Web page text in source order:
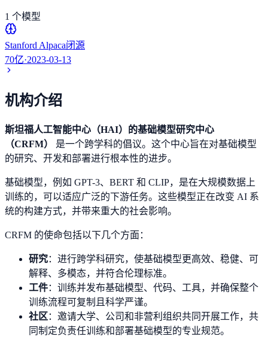
1 个模型
Stanford Alpaca闭源
70亿·2023-03-13
机构介绍
斯坦福人工智能中心（HAI）的基础模型研究中心
（CRFM）
是一个跨学科的倡议。这个中心旨在对基础模型
的研究、开发和部署进行根本性的进步。
基础模型，例如 GPT-3、BERT 和 CLIP，是在大规模数据上
训练的，可以适应广泛的下游任务。这些模型正在改变 AI 系
统的构建方式，并带来重大的社会影响。
CRFM 的使命包括以下几个方面：
研究：进行跨学科研究，使基础模型更高效、稳健、可
解释、多模态，并符合伦理标准。
工件：训练并发布基础模型、代码、工具，并确保整个
训练流程可复制且科学严谨。
社区 ：邀请大学、公司和非营利组织共同开展工作，共
同制定负责任训练和部署基础模型的专业规范。